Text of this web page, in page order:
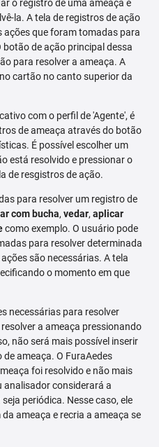
o registro de uma ameaça é
la. A tela de registros de ação
ações que foram tomadas para
de ação principal dessa
para resolver a ameaça. A
cartão no canto superior da
com o perfil de 'Agente', é
de ameaça através do botão
É possível escolher um
está resolvido e pressionar o
de resgistros de ação.
para resolver um registro de
com bucha, vedar, aplicar
como exemplo. O usuário pode
para resolver determinada
são necessárias. A tela
o momento em que
necessárias para resolver
a ameaça pressionando
não será mais possível inserir
ameaça. O FuraAedes
foi resolvido e não mais
analisador considerará a
periódica. Nesse caso, ele
ameaça e recria a ameaça se